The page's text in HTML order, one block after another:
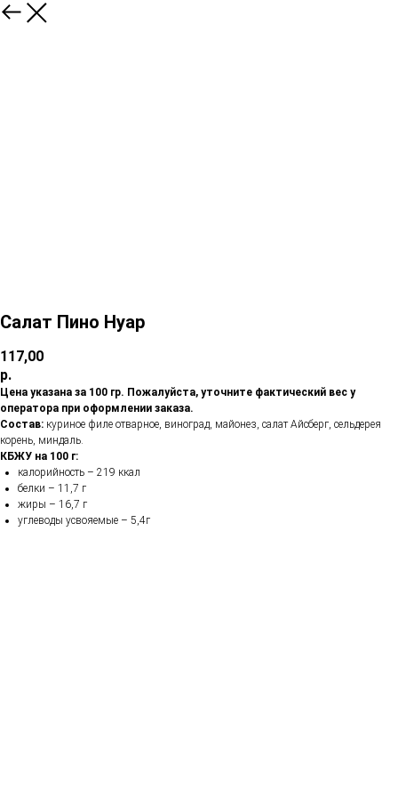
Салат Пино Нуар
117,00
р.
Цена указана за 100 гр. Пожалуйста, уточните фактический вес у
оператора при оформлении заказа.
Состав: куриное филе отварное, виноград, майонез, салат Айсберг, сельдерея
корень, миндаль.
КБЖУ на 100 г:
калорийность – 219 ккал
белки – 11,7 г
жиры – 16,7 г
углеводы усвояемые – 5,4г